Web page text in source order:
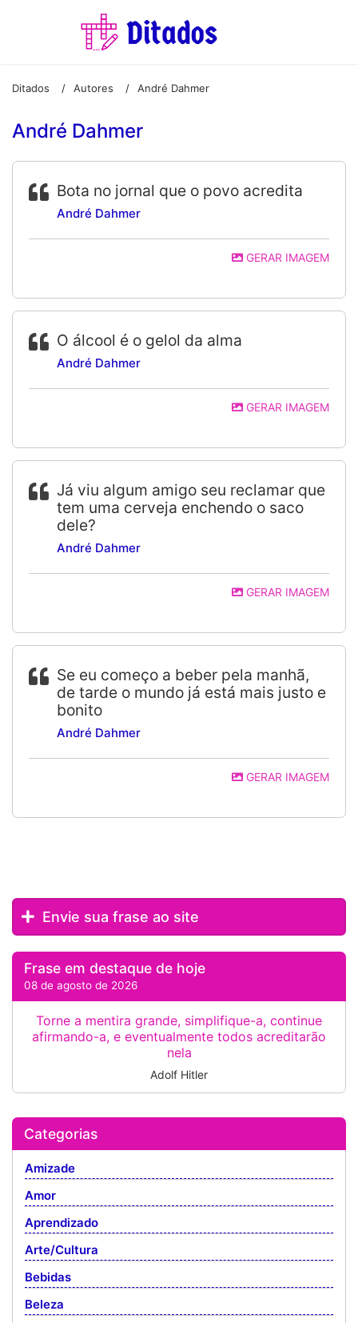
Ditados / Autores / André Dahmer
André Dahmer
Bota no jornal que o povo acredita
André Dahmer
GERAR IMAGEM
O álcool é o gelol da alma
André Dahmer
GERAR IMAGEM
Já viu algum amigo seu reclamar que
tem uma cerveja enchendo o saco
dele?
André Dahmer
GERAR IMAGEM
Se eu começo a beber pela manhã,
de tarde o mundo já está mais justo e
bonito
André Dahmer
GERAR IMAGEM
Envie sua frase ao site
Frase em destaque de hoje
08 de agosto de 2026
Torne a mentira grande, simplifique-a, continue
afirmando-a, e eventualmente todos acreditarão
nela
Adolf Hitler
Categorias
Amizade
Amor
Aprendizado
Arte/Cultura
Bebidas
Beleza